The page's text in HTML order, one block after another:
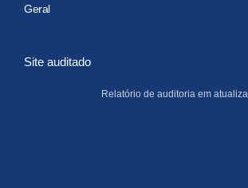
Geral
Site auditado
Relatório de auditoria em